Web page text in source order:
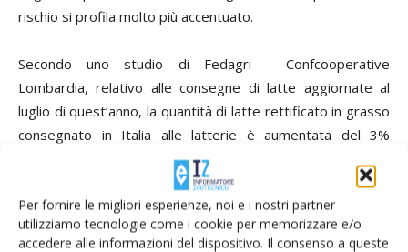
Per fornire le migliori esperienze, noi e i nostri partner
utilizziamo tecnologie come i cookie per memorizzare e/o
accedere alle informazioni del dispositivo. Il consenso a queste
rischio si profila molto più accentuato.
Secondo uno studio di Fedagri - Confcooperative
Lombardia, relativo alle consegne di latte aggiornate al
luglio di quest’anno, la quantità di latte rettificato in grasso
consegnato in Italia alle latterie è aumentata del 3%
rispetto allo stesso periodo della campagna precedente;
dai dati ufficiali Sian (Sistema informativo agricolo nazionale)
la produzione di latte in Italia da aprile a luglio 2012 in
totale risulta pari a 3.772.263 tonnellate.